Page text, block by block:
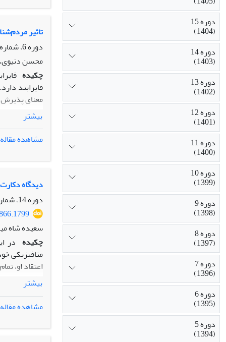
تاثیر
دوره 6، شماره 11، فروردین 1395، صفحه
محسن
چکیده
فایرابند
معنای پذیرش
در این
چگونه این
تکیه بر
بیشتر
مشاهده مقاله
دیدگاه
دوره 14، شماره 2، بهمن 1403
سعیده شاه
چکیده در
متافیزیکی
اعتقاد او،
واقعی»
کیفیات
می‌شود، تا
میانه و
بیشتر
مشاهده مقاله
دوره 15
(1404)
دوره 14
(1403)
دوره 13
(1402)
دوره 12
(1401)
دوره 11
(1400)
دوره 10
(1399)
دوره 9
(1398)
دوره 8
(1397)
دوره 7
(1396)
دوره 6
(1395)
دوره 5
(1394)